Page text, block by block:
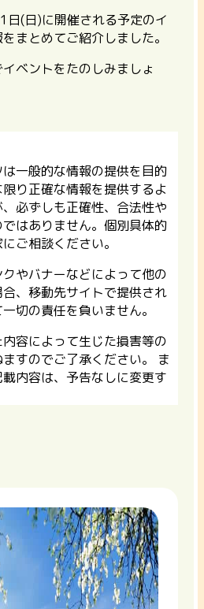
(日)に開催される予定のイ
まとめてご紹介しました。
ベントをたのしみましょ
一般的な情報の提供を目的
り正確な情報を提供するよ
必ずしも正確性、合法性や
はありません。個別具体的
ご相談ください。
やバナーなどによって他の
、移動先サイトで提供され
切の責任を負いません。
容によって生じた損害等の
すのでご了承ください。 ま
内容は、予告なしに変更す